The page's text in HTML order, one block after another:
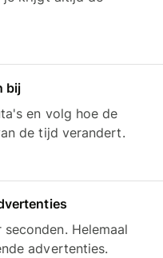
bij
en volg hoe de
de tijd verandert.
Helemaal
advertenties.